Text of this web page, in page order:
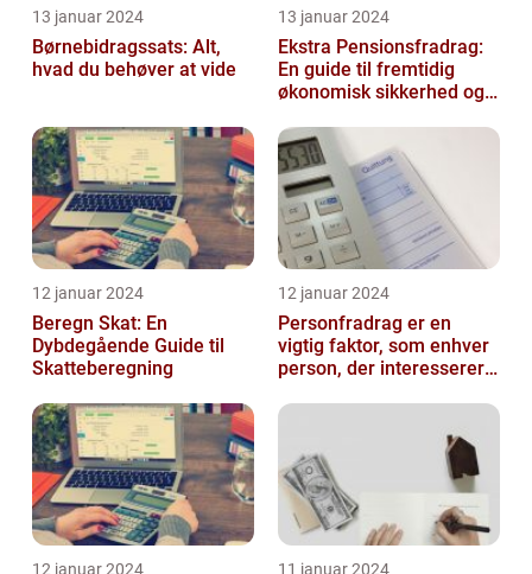
13 januar 2024
Børnebidragssats: Alt,
hvad du behøver at vide
13 januar 2024
Ekstra Pensionsfradrag:
En guide til fremtidig
økonomisk sikkerhed og
12 januar 2024
Beregn Skat: En
Dybdegående Guide til
Skatteberegning
12 januar 2024
Personfradrag er en
vigtig faktor, som enhver
person, der interesserer
personlig ...
12 januar 2024 11 januar 2024